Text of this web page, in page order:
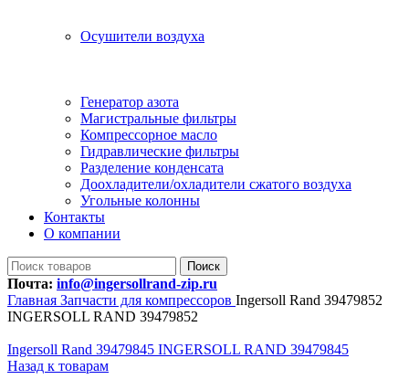
Осушители воздуха
Генератор азота
Магистральные фильтры
Компрессорное масло
Гидравлические фильтры
Разделение конденсата
Доохладители/охладители сжатого воздуха
Угольные колонны
Контакты
О компании
Поиск
Почта: info@ingersollrand-zip.ru
Главная Запчасти для компрессоров Ingersoll Rand 39479852
INGERSOLL RAND 39479852
Ingersoll Rand 39479845 INGERSOLL RAND 39479845
Назад к товарам